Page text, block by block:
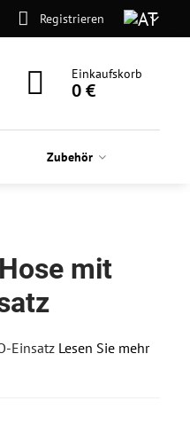
Registrieren
Einkaufskorb
0 €
Zubehör
mit
Einsatz Lesen Sie mehr